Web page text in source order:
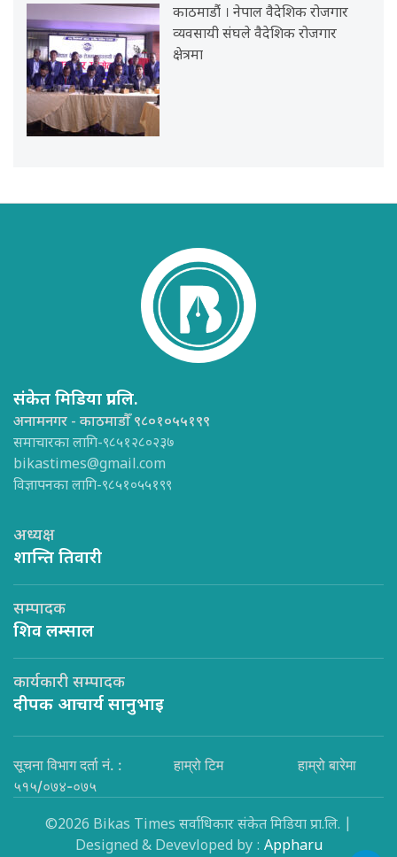
काठमाडौंं । नेपाल वैदेशिक रोजगार
व्यवसायी संघले वैदेशिक रोजगार
क्षेत्रमा
संकेत मिडिया प्रा.लि.
अनामनगर - काठमाडौँ ९८०१०५५१९९
समाचारका लागि-९८५१२८०२३७
bikastimes@gmail.com
विज्ञापनका लागि-९८५१०५५१९९
अध्यक्ष
शान्ति तिवारी
सम्पादक
शिव लम्साल
कार्यकारी सम्पादक
दीपक आचार्य सानुभाइ
सूचना विभाग दर्ता नं. :
५१५/०७४-०७५
हाम्रो टिम हाम्रो बारेमा
©2026 Bikas Times सर्वाधिकार संकेत मिडिया प्रा.लि. |
Designed & Devevloped by : Appharu